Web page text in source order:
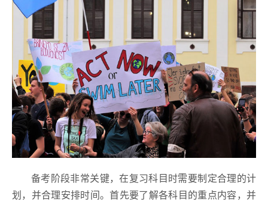
备考阶段非常关键，在复习科目时需要制定合理的计
划，并合理安排时间。首先要了解各科目的重点内容，并